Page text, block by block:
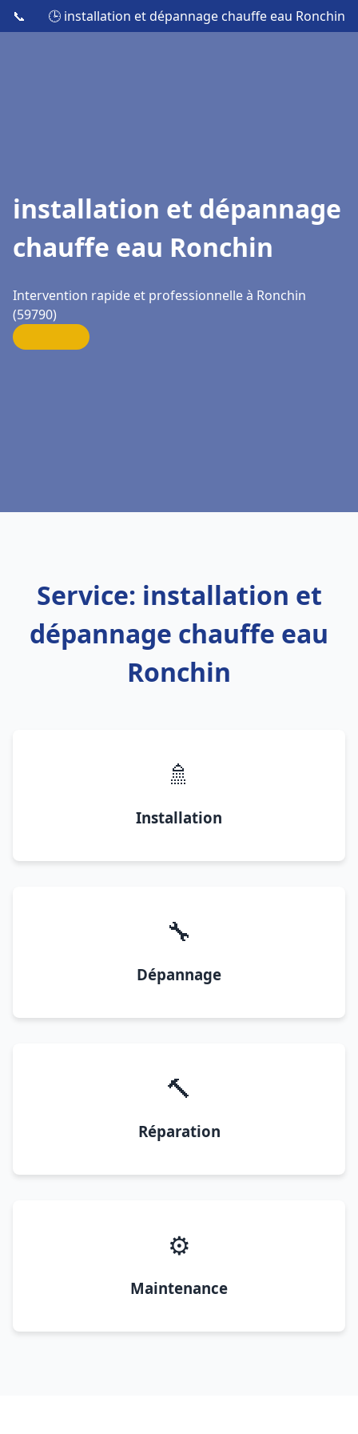
📞 🕒 installation et dépannage chauffe eau Ronchin
installation et dépannage
chauffe eau Ronchin
Intervention rapide et professionnelle à Ronchin
(59790)
Service: installation et
dépannage chauffe eau
Ronchin
🚿
Installation
🔧
Dépannage
🔨
Réparation
⚙️
Maintenance